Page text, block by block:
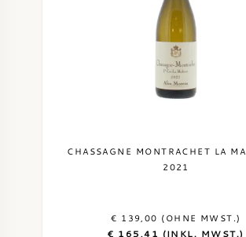
CHASSAGNE MONTRACHET LA
2021
€ 139,00 (OHNE MWST.)
€ 165,41 (INKL. MWST.)